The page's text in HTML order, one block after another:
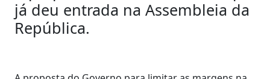
já deu entrada na Assembleia da
República.